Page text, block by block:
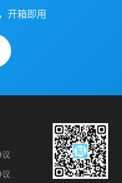
开箱即用
议
议